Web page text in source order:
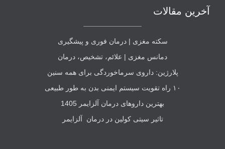
آخرین مقالات
سکته مغزی | درمان فوری و پیشگیری
دمانس مغزی | علائم، تشخیص، درمان
پلارژین: داروی سرماخوردگی برای همه سنین
۱۰ راه تقویت سیستم ایمنی بدن به طور طبیعی
بهترین داروهای درمان آلزایمر 1405
تاثیر سیتی کولین در درمان آلزایمر